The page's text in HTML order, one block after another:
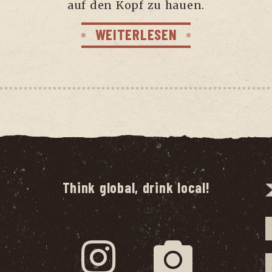
auf den Kopf zu hauen.
WEITERLESEN
Think global, drink local!